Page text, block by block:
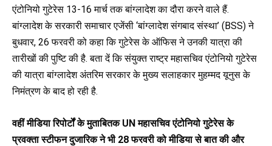
एंटोनियो गुटेरेस 13-16 मार्च तक बांग्लादेश का दौरा करने वाले हैं.
बांग्लादेश के सरकारी समाचार एजेंसी ‘बांग्लादेश संगबाद संस्था’ (BSS) ने
बुधवार, 26 फरवरी को कहा कि गुटेरेस के ऑफिस ने उनकी यात्रा की
तारीखों की पुष्टि की है. बता दें कि संयुक्त राष्ट्र महासचिव एंटोनियो गुटेरेस
की यात्रा बांग्लादेश अंतरिम सरकार के मुख्य सलाहकार मुहम्मद यूनुस के
निमंत्रण के बाद हो रही है.
वहीं मीडिया रिपोर्टों के मुताबितक UN महासचिव एंटोनियो गुटेरेस के
प्रवक्ता स्टीफन दुजारिक ने भी 28 फरवरी को मीडिया से बात की और